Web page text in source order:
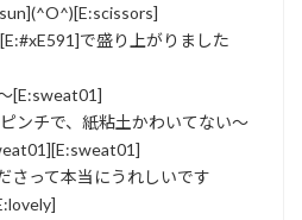
で盛り上がりました
[E:sweat01]
ンチで、紙粘土かわいてない～
さって本当にうれしいです